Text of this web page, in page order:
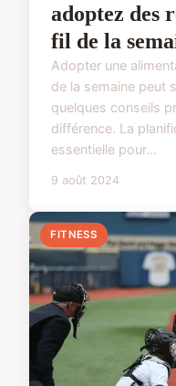
adoptez des
fil de la
Adopter une
de la semaine peut
quelques conseils
différence. La
essentielle pour...
9 août 2024
FITNESS